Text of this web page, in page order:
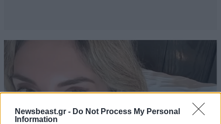
Newsbeast.gr - Do Not Process My Personal
Information